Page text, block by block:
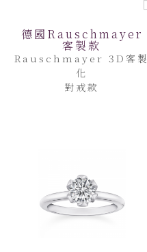
德國Rauschmayer
客製款
Rauschmayer 3D客製
化
對戒款